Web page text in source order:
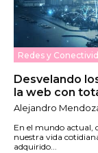
Redes y
Desvelando
la web con
Alejandro
En el mundo actual,
nuestra vida
adquirido...